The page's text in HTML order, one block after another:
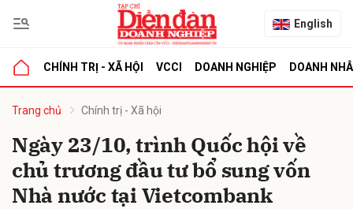
English
CHÍNH TRỊ - XÃ HỘI VCCI DOANH NGHIỆP DOANH
Trang chủ Chính trị - Xã hội
Ngày 23/10, trình Quốc hội về
chủ trương đầu tư bổ sung vốn
Nhà nước tại Vietcombank
luận